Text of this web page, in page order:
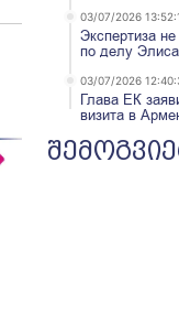
03/07/2026
Экспертиза
по делу
03/07/2026
Глава ЕК
визита в